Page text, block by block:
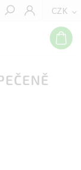
CZK
Hledat